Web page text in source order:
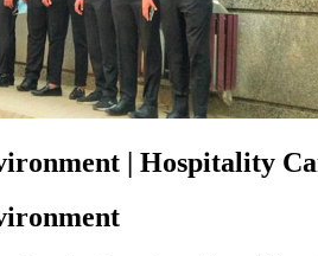
| Hospitality